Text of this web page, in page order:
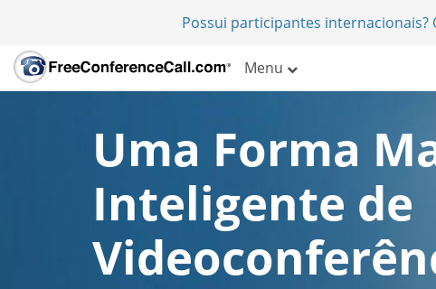
Possui participantes internacionais?
Menu
Uma Forma
Inteligente de